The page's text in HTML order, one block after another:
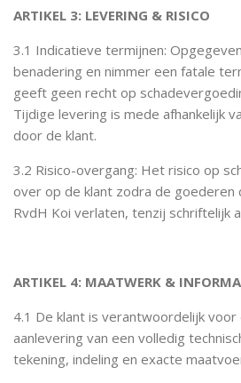
ARTIKEL 3: LEVERING & RISICO
3.1 Indicatieve termijnen:
benadering en nimmer een fatale
geeft geen recht op
Tijdige levering is mede afhankelijk
door de klant.
3.2 Risico-overgang: Het risico op
over op de klant zodra de goederen
RvdH Koi verlaten, tenzij schriftelijk
ARTIKEL 4: MAATWERK &
4.1 De klant is verantwoordelijk
aanlevering van een volledig
tekening, indeling en exacte